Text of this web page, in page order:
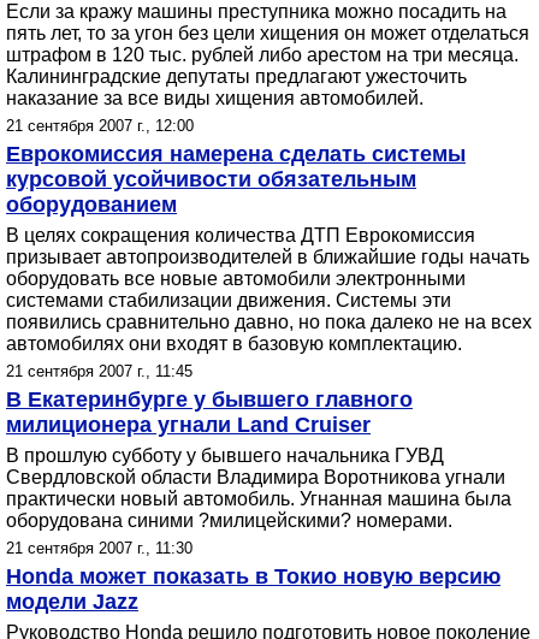
Если за кражу машины преступника можно посадить на
пять лет, то за угон без цели хищения он может отделаться
штрафом в 120 тыс. рублей либо арестом на три месяца.
Калининградские депутаты предлагают ужесточить
наказание за все виды хищения автомобилей.
21 сентября 2007 г., 12:00
Еврокомиссия намерена сделать системы
курсовой усойчивости обязательным
оборудованием
В целях сокращения количества ДТП Еврокомиссия
призывает автопроизводителей в ближайшие годы начать
оборудовать все новые автомобили электронными
системами стабилизации движения. Системы эти
появились сравнительно давно, но пока далеко не на всех
автомобилях они входят в базовую комплектацию.
21 сентября 2007 г., 11:45
В Екатеринбурге у бывшего главного
милиционера угнали Land Cruiser
В прошлую субботу у бывшего начальника ГУВД
Свердловской области Владимира Воротникова угнали
практически новый автомобиль. Угнанная машина была
оборудована синими ?милицейскими? номерами.
21 сентября 2007 г., 11:30
Honda может показать в Токио новую версию
модели Jazz
Руководство Honda решило подготовить новое поколение